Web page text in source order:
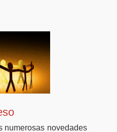
numerosas novedades